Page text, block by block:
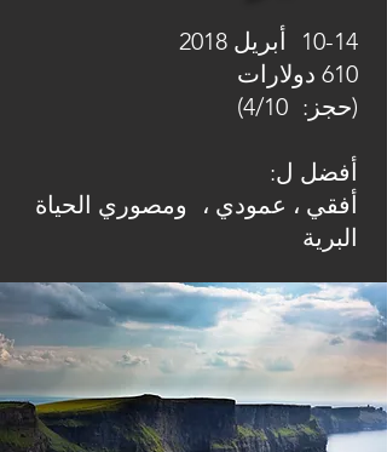
10-14
أبريل 2018
610 دولارات
(حجز: 4/10)
أفضل ل:
أفقي ، عمودي ،
ومصوري الحياة
البرية